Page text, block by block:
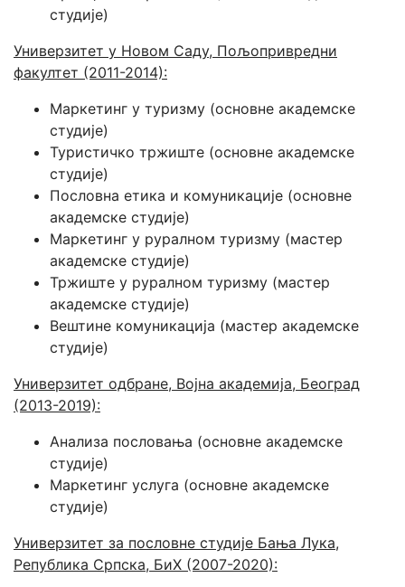
студије)
Универзитет у Новом Саду, Пољопривредни
факултет (2011-2014):
Маркетинг у туризму (основне академске
студије)
Туристичко тржиште (основне академске
студије)
Пословна етика и комуникације (основне
академске студије)
Маркетинг у руралном туризму (мастер
академске студије)
Тржиште у руралном туризму (мастер
академске студије)
Вештине комуникација (мастер академске
студије)
Универзитет одбране, Војна академија, Београд
(2013-2019):
Анализа пословања (основне академске
студије)
Маркетинг услуга (основне академске
студије)
Универзитет за пословне студије Бања Лука,
Република Српска, БиХ (2007-2020):